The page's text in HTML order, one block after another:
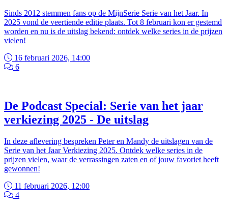
Sinds 2012 stemmen fans op de MijnSerie Serie van het Jaar. In
2025 vond de veertiende editie plaats. Tot 8 februari kon er gestemd
worden en nu is de uitslag bekend: ontdek welke series in de prijzen
vielen!
16 februari 2026, 14:00
6
De Podcast Special: Serie van het jaar
verkiezing 2025 - De uitslag
In deze aflevering bespreken Peter en Mandy de uitslagen van de
Serie van het Jaar Verkiezing 2025. Ontdek welke series in de
prijzen vielen, waar de verrassingen zaten en of jouw favoriet heeft
gewonnen!
11 februari 2026, 12:00
4